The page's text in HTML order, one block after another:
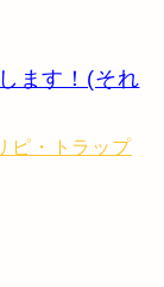
ます！(それ